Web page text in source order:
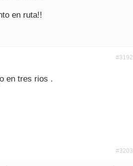
en ruta!!
#3192
en tres rios .
#3203